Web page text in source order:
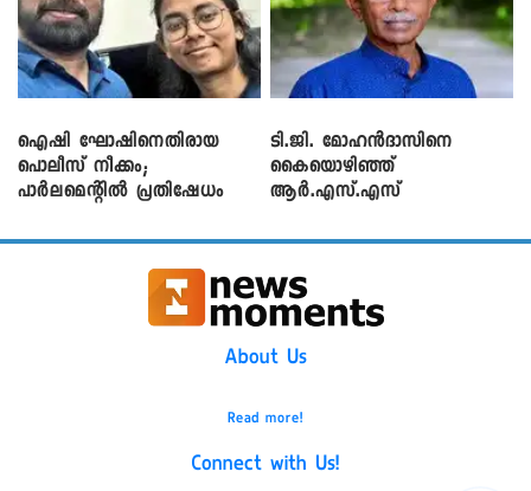
ഐഷി ഘോഷിനെതിരായ
പൊലീസ് നീക്കം;
പാര്‍ലമെന്റിൽ പ്രതിഷേധം
ടി.ജി. മോഹൻദാസിനെ
കൈയൊഴിഞ്ഞ്
ആർ.എസ്.എസ്
About Us
Read more!
Connect with Us!